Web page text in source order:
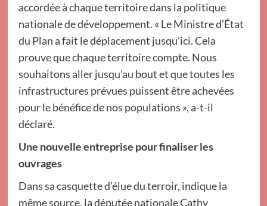
accordée à chaque territoire dans la politique
nationale de développement. « Le Ministre d’État
du Plan a fait le déplacement jusqu’ici. Cela
prouve que chaque territoire compte. Nous
souhaitons aller jusqu’au bout et que toutes les
infrastructures prévues puissent être achevées
pour le bénéfice de nos populations », a-t-il
déclaré.
Une nouvelle entreprise pour finaliser les
ouvrages
Dans sa casquette d’élue du terroir, indique la
même source, la députée nationale Cathy